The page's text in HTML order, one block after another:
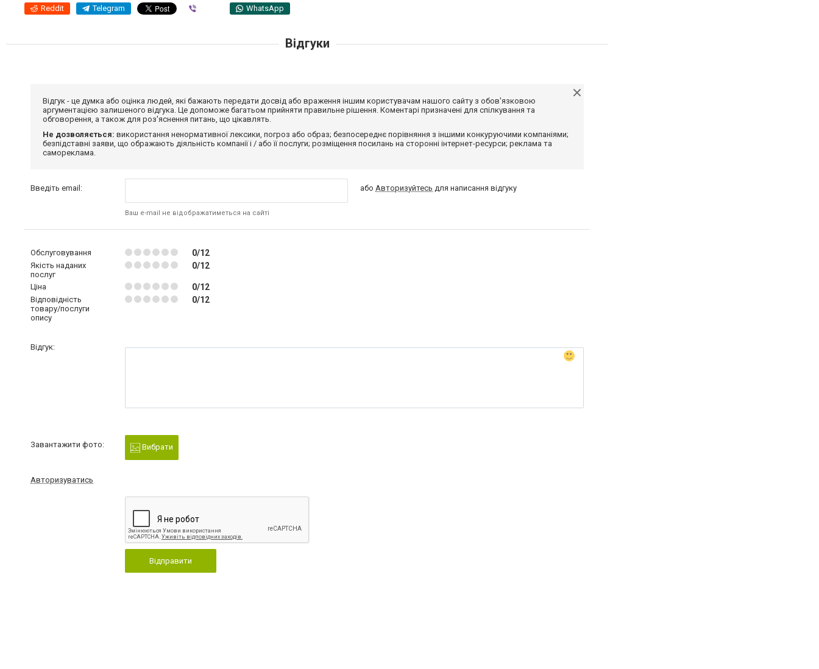
Reddit Telegram WhatsApp
Відгуки
Відгук - це думка або оцінка людей, які бажають передати досвід або враження іншим користувачам нашого сайту з обов'язковою
аргументацією залишеного відгука. Це допоможе багатьом прийняти правильне рішення. Коментарі призначені для спілкування та
обговорення, а також для роз'яснення питань, що цікавлять.
Не дозволяється: використання ненормативної лексики, погроз або образ; безпосереднє порівняння з іншими конкуруючими компаніями;
безпідставні заяви, що ображають діяльність компанії і / або її послуги; розміщення посилань на сторонні інтернет-ресурси; реклама та
самореклама.
Введіть email:
Ваш e-mail не відображатиметься на сайті
абоАвторизуйтесь для написання відгуку
Обслуговування 0/12
Якість наданих
послуг
0/12
Ціна 0/12
Відповідність
товару/послуги
опису
0/12
Відгук:
Завантажити фото: Вибрати
Авторизуватись
Відправити